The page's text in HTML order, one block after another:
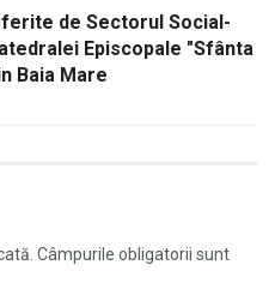
de Sectorul Social-
Episcopale "Sfânta
Baia Mare
Câmpurile obligatorii sunt